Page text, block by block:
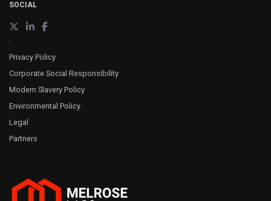
SOCIAL
Privacy Policy
Corporate Social Responsibility
Modern Slavery Policy
Environmental Policy
Legal
Partners